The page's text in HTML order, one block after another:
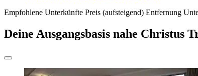
Empfohlene Unterkünfte Preis (aufsteigend) Entfernung
Deine Ausgangsbasis nahe Christus